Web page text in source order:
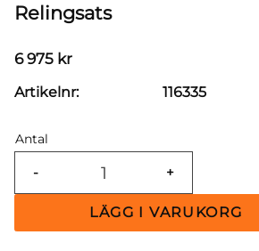
Relingsats
6 975 kr
Antal
+
-
Artikelnr 116335